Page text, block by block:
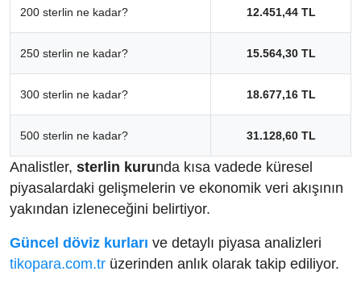
200 sterlin ne kadar? 12.451,44 TL
250 sterlin ne kadar? 15.564,30 TL
300 sterlin ne kadar? 18.677,16 TL
500 sterlin ne kadar? 31.128,60 TL
Analistler, sterlin kurunda kısa vadede küresel
piyasalardaki gelişmelerin ve ekonomik veri akışının
yakından izleneceğini belirtiyor.
Güncel döviz kurları ve detaylı piyasa analizleri
tikopara.com.tr üzerinden anlık olarak takip ediliyor.